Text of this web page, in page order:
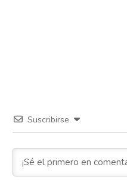
Suscribirse